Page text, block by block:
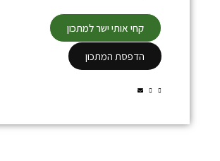
קחי אותי ישר למתכון
הדפסת המתכון